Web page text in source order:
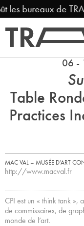
les bureaux de
06 -
Table
Practices
MAC VAL – MUSÉE D’ART
http://www.macval.fr
CPI est un « think tank »,
de commissaires, de
monde de l’art.